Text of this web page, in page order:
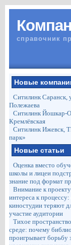
справочник
Новые
Ситилинк Саранск,
Полежаева
Ситилинк Йошкар-
Кремлёвская
Ситилинк Ижевск,
парк»
Новые статьи
Оценка вместо
школы и лицеи
знание под формат
Внимание к
интереса к процессу:
киностудии теряют
участие аудитории
Тихое
среде: почему
проигрывает борьбу